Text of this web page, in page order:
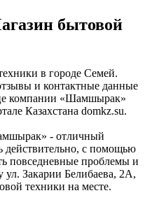
бытовой
в городе Семей.
и контактные данные
компании «Шамшырак»
Казахстана domkz.su.
- отличный
действительно, с помощью
повседневные проблемы и
ул. Закарии Белибаева, 2А,
техники на месте.